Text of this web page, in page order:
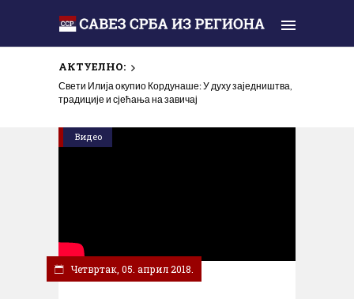
АКТУЕЛНО:
Свети Илија окупио Кордунаше: У духу заједништва,
традиције и сјећања на завичај
Видео
Четвртак, 05. април 2018.